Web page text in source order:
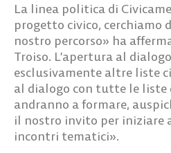
La linea politica di
progetto civico, cerchiamo
nostro percorso» ha
Troiso. L’apertura al
esclusivamente altre liste
al dialogo con tutte le liste
andranno a formare,
il nostro invito per iniziare
incontri tematici».